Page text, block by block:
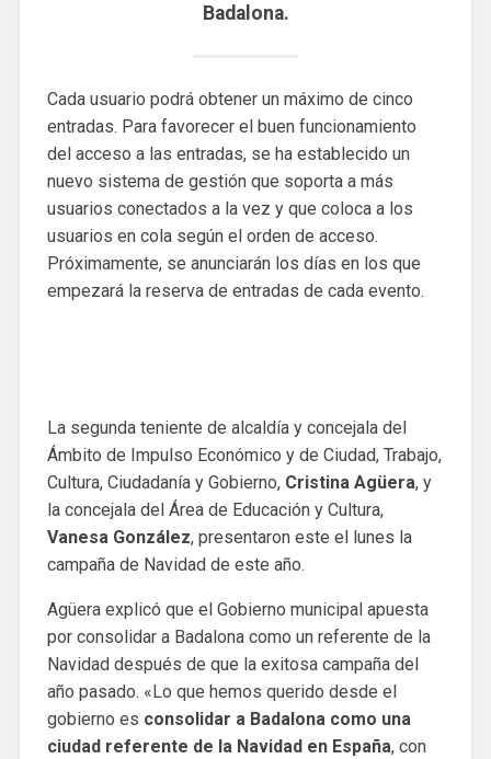
Badalona.
Cada usuario podrá obtener un máximo de cinco
entradas. Para favorecer el buen funcionamiento
del acceso a las entradas, se ha establecido un
nuevo sistema de gestión que soporta a más
usuarios conectados a la vez y que coloca a los
usuarios en cola según el orden de acceso.
Próximamente, se anunciarán los días en los que
empezará la reserva de entradas de cada evento.
La segunda teniente de alcaldía y concejala del
Ámbito de Impulso Económico y de Ciudad, Trabajo,
Cultura, Ciudadanía y Gobierno, Cristina Agüera, y
la concejala del Área de Educación y Cultura,
Vanesa González, presentaron este el lunes la
campaña de Navidad de este año.
Agüera explicó que el Gobierno municipal apuesta
por consolidar a Badalona como un referente de la
Navidad después de que la exitosa campaña del
año pasado. «Lo que hemos querido desde el
gobierno es consolidar a Badalona como una
ciudad referente de la Navidad en España, con